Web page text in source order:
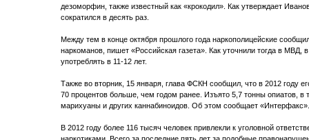
дезоморфин, также известный как «крокодил». Как утверждает
сократился в десять раз.
Между тем в конце октября прошлого года наркополицейские
наркоманов, пишет «Российская газета». Как уточнили тогда в МВД,
употреблять в 11-12 лет.
Также во вторник, 15 января, глава ФСКН сообщил, что в 2012 году
70 процентов больше, чем годом ранее. Изъято 5,7 тонны опиатов, в
марихуаны и других каннабиноидов. Об этом сообщает «Интерфакс».
В 2012 году более 116 тысяч человек привлекли к уголовной